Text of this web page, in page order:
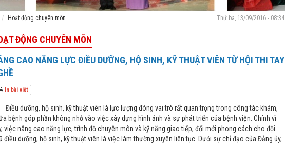
Hoạt động chuyên môn Thứ ba, 13/09/2016 - 08:34
ĐỘNG CHUYÊN MÔN
CAO NĂNG LỰC ĐIỀU DƯỠNG, HỘ SINH, KỸ THUẬT VIÊN TỪ HỘI THI TAY
In bài viết
dưỡng, hộ sinh, kỹ thuật viên là lực lượng đóng vai trò rất quan trọng trong công tác khám,
bệnh góp phần không nhỏ vào việc xây dựng hình ảnh và sự phát triển của bệnh viện. Chính vì
việc nâng cao năng lực, trình độ chuyên môn và kỹ năng giao tiếp, đổi mới phong cách cho đội
điều dưỡng, hộ sinh, kỹ thuật viên là việc làm thường xuyên liên tục. Dưới sự chỉ đạo của Đảng ủy,